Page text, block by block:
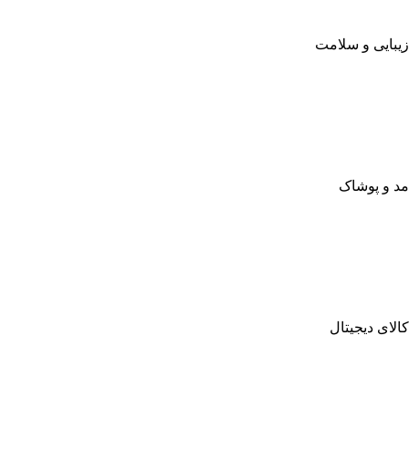
زیبایی و سلامت
مد و پوشاک
کالای دیجیتال